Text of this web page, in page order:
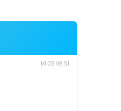
10-23 09:31